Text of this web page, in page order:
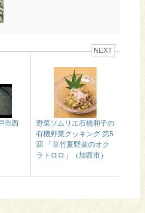
市西
NEXT
野菜ソムリエ石橋和子の
有機野菜クッキング 第5
回 「草竹夏野菜のオク
ラトロロ」（加西市）